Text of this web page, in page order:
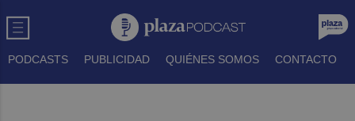
PODCASTS PUBLICIDAD QUIÉNES SOMOS CONTACTO